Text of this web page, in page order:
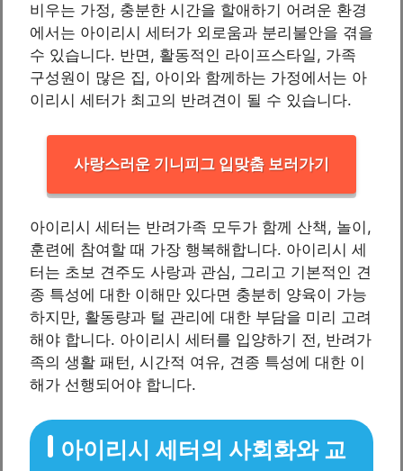
비우는 가정, 충분한 시간을 할애하기 어려운 환경
에서는 아이리시 세터가 외로움과 분리불안을 겪을
수 있습니다. 반면, 활동적인 라이프스타일, 가족
구성원이 많은 집, 아이와 함께하는 가정에서는 아
이리시 세터가 최고의 반려견이 될 수 있습니다.
사랑스러운 기니피그 입맞춤 보러가기
아이리시 세터는 반려가족 모두가 함께 산책, 놀이,
훈련에 참여할 때 가장 행복해합니다. 아이리시 세
터는 초보 견주도 사랑과 관심, 그리고 기본적인 견
종 특성에 대한 이해만 있다면 충분히 양육이 가능
하지만, 활동량과 털 관리에 대한 부담을 미리 고려
해야 합니다. 아이리시 세터를 입양하기 전, 반려가
족의 생활 패턴, 시간적 여유, 견종 특성에 대한 이
해가 선행되어야 합니다.
아이리시 세터의 사회화와 교